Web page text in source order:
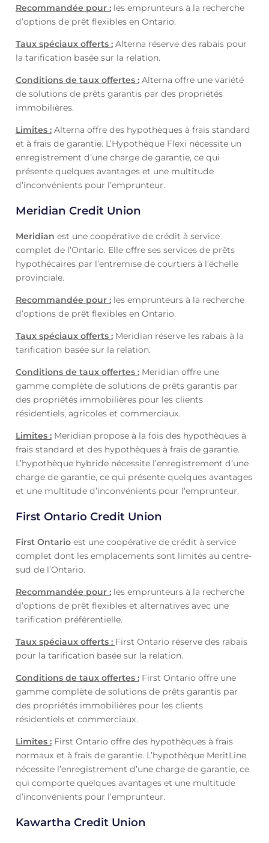
Recommandée pour :les emprunteurs à la recherche
d’options de prêt flexibles en Ontario.
Taux spéciaux offerts :Alterna réserve des rabais pour
la tarification basée sur la relation.
Conditions de taux offertes :Alterna offre une variété
de solutions de prêts garantis par des propriétés
immobilières.
Limites :Alterna offre des hypothèques à frais standard
et à frais de garantie. L’Hypothèque Flexi nécessite un
enregistrement d’une charge de garantie, ce qui
présente quelques avantages et une multitude
d’inconvénients pour l’emprunteur.
Meridian Credit Union
Meridian est une coopérative de crédit à service
complet de l’Ontario. Elle offre ses services de prêts
hypothécaires par l’entremise de courtiers à l’échelle
provinciale.
Recommandée pour :les emprunteurs à la recherche
d’options de prêt flexibles en Ontario.
Taux spéciaux offerts :Meridian réserve les rabais à la
tarification basée sur la relation.
Conditions de taux offertes :Meridian offre une
gamme complète de solutions de prêts garantis par
des propriétés immobilières pour les clients
résidentiels, agricoles et commerciaux.
Limites :Meridian propose à la fois des hypothèques à
frais standard et des hypothèques à frais de garantie.
L’hypothèque hybride nécessite l’enregistrement d’une
charge de garantie, ce qui présente quelques avantages
et une multitude d’inconvénients pour l’emprunteur.
First Ontario Credit Union
First Ontarioest une coopérative de crédit à service
complet dont les emplacements sont limités au centre-
sud de l’Ontario.
Recommandée pour :les emprunteurs à la recherche
d’options de prêt flexibles et alternatives avec une
tarification préférentielle.
Taux spéciaux offerts : First Ontario réserve des rabais
pour la tarification basée sur la relation.
Conditions de taux offertes :First Ontario offre une
gamme complète de solutions de prêts garantis par
des propriétés immobilières pour les clients
résidentiels et commerciaux.
Limites :First Ontario offre des hypothèques à frais
normaux et à frais de garantie. L’hypothèque MeritLine
nécessite l’enregistrement d’une charge de garantie, ce
qui comporte quelques avantages et une multitude
d’inconvénients pour l’emprunteur.
Kawartha Credit Union